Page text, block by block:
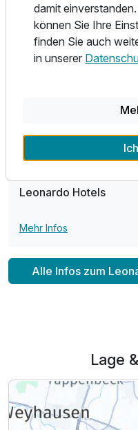
Nach umfangreichen
Renovierungsarbeiten,
City Center in neuem
den Zimmern hat das
Wir wünschen Ihnen eine
Leonardo Hotels
Mehr Infos
Alle Infos zum
Lage
damit
können Sie Ihre
finden Sie auch
in unserer